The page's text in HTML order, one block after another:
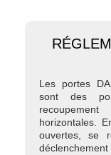
Les portes
sont des
horizontales.
ouvertes, se